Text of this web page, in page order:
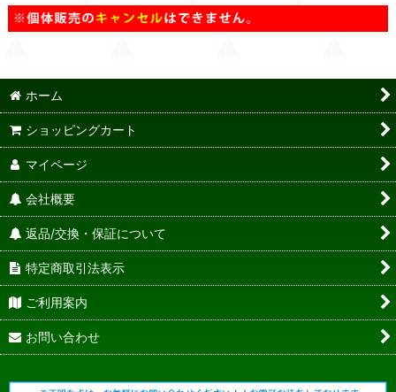
ホーム
ショッピングカート
マイページ
会社概要
返品/交換・保証について
特定商取引法表示
ご利用案内
お問い合わせ